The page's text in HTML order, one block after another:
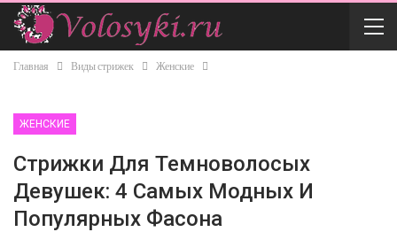
Главная Виды стрижек Женские
ЖЕНСКИЕ
Стрижки Для Темноволосых
Девушек: 4 Самых Модных И
Популярных Фасона